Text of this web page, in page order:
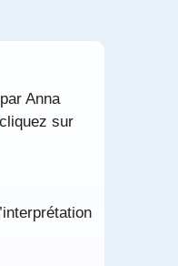
Anna
sur
et le style vocal.